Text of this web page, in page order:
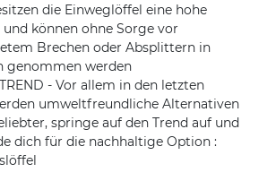
die Einweglöffel eine hohe
können ohne Sorge vor
Brechen oder Absplittern in
genommen werden
- Vor allem in den letzten
umweltfreundliche Alternativen
springe auf den Trend auf und
dich für die nachhaltige Option :